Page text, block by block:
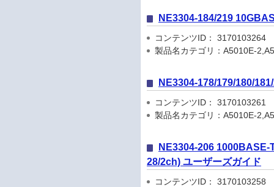
NE3304-184/219
コンテンツID： 3170103264
製品名カテゴリ：A5010E-
NE3304-178/179/180/
コンテンツID： 3170103261
製品名カテゴリ：A5010E-
NE3304-206
28/2ch) ユーザーズガイド
コンテンツID： 3170103258